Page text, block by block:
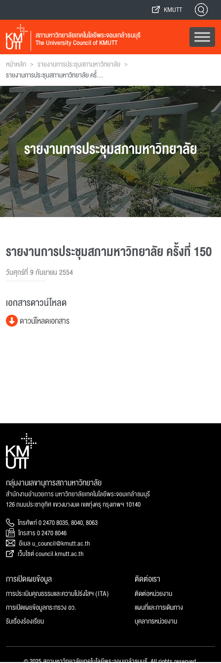
KMUTT
สภามหาวิทยาลัยเทคโนโลยีพระจอมเกล้าธนบุรี
The University Council of KMUTT
หน้าหลัก > รายงานการประชุมสภามหาวิทยาลัย >
รายงานการประชุมสภามหาวิทยาลัย ครั้งที่ 150
รายงานการประชุมสภามหาวิทยาลัย
รายงานการประชุมสภามหาวิทยาลัย ครั้งที่ 150
วันศุกร์ที่ 9 กันยายน 2554
เอกสารดาวน์โหลด
ดาวน์โหลดเอกสาร
กลุ่มงานเลขานุการสภามหาวิทยาลัย
สำนักงานอำนวยการ มหาวิทยาลัยเทคโนโลยีพระจอมเกล้าธนบุรี
126 ถนนประชาอุทิศ แขวงบางมด เขตทุ่งครุ กรุงเทพฯ 10140
โทรศัพท์ 0 2470 8035, 8040, 8063
โทรสาร 0 2470 8046
อีเมล u_council@kmutt.ac.th
เว็บไซต์ council.kmutt.ac.th
การเปิดเผยข้อมูล
การประเมินคุณธรรมและความโปร่งใสฯ (ITA)
การเปิดเผยข้อมูลกระทรวง อว.
รับเรื่องร้องเรียน
ติดต่อเรา
ติดต่อหน่วยงาน
แผนที่และการเดินทาง
บุคลากรหน่วยงาน